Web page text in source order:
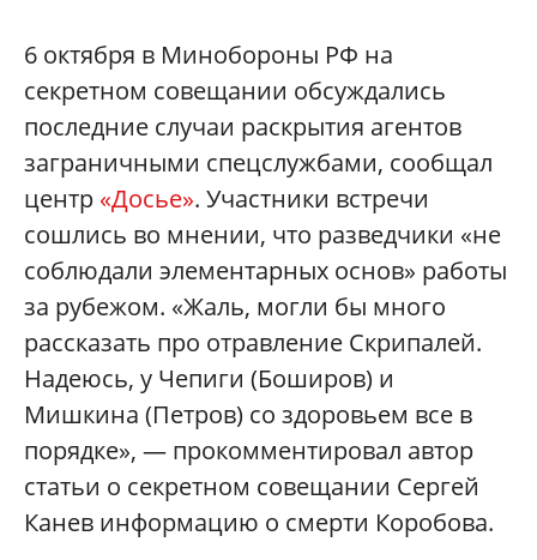
6 октября в Минобороны РФ на
секретном совещании обсуждались
последние случаи раскрытия агентов
заграничными спецслужбами, сообщал
центр «Досье». Участники встречи
сошлись во мнении, что разведчики «не
соблюдали элементарных основ» работы
за рубежом. «Жаль, могли бы много
рассказать про отравление Скрипалей.
Надеюсь, у Чепиги (Боширов) и
Мишкина (Петров) со здоровьем все в
порядке», — прокомментировал автор
статьи о секретном совещании Сергей
Канев информацию о смерти Коробова.